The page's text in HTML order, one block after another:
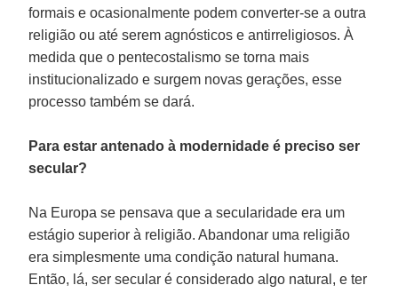
formais e ocasionalmente podem converter-se a outra
religião ou até serem agnósticos e antirreligiosos. À
medida que o pentecostalismo se torna mais
institucionalizado e surgem novas gerações, esse
processo também se dará.
Para estar antenado à modernidade é preciso ser
secular?
Na Europa se pensava que a secularidade era um
estágio superior à religião. Abandonar uma religião
era simplesmente uma condição natural humana.
Então, lá, ser secular é considerado algo natural, e ter